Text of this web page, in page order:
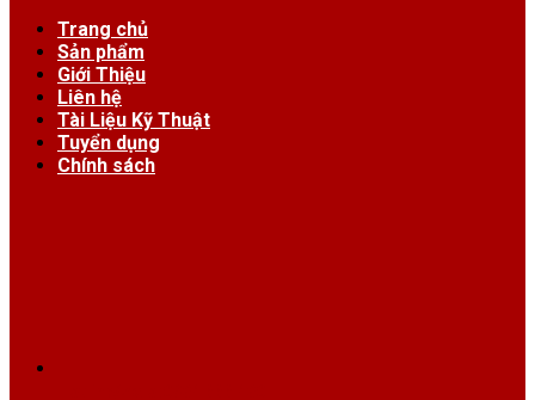
Trang chủ
Sản phẩm
Giới Thiệu
Liên hệ
Tài Liệu Kỹ Thuật
Tuyển dụng
Chính sách